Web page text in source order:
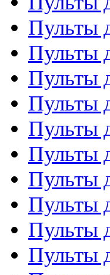
Пульты
Пульты
Пульты
Пульты
Пульты
Пульты
Пульты
Пульты
Пульты
Пульты